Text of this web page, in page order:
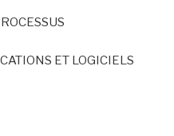
ET LOGICIELS